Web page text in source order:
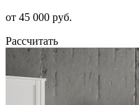
от 45 000 руб.
Рассчитать